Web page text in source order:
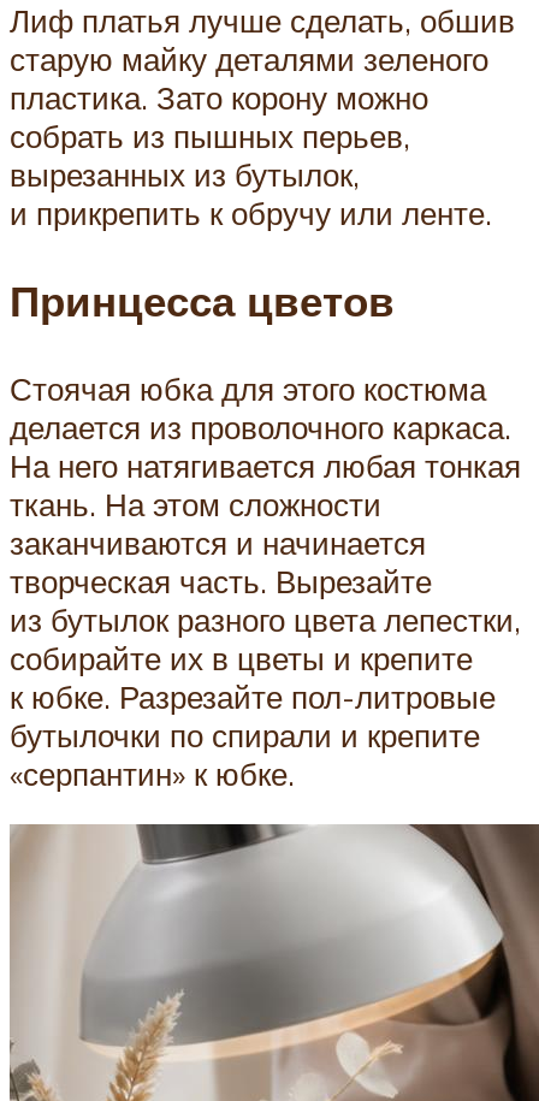
Лиф платья лучше сделать, обшив
старую майку деталями зеленого
пластика. Зато корону можно
собрать из пышных перьев,
вырезанных из бутылок,
и прикрепить к обручу или ленте.
Принцесса цветов
Стоячая юбка для этого костюма
делается из проволочного каркаса.
На него натягивается любая тонкая
ткань. На этом сложности
заканчиваются и начинается
творческая часть. Вырезайте
из бутылок разного цвета лепестки,
собирайте их в цветы и крепите
к юбке. Разрезайте пол-литровые
бутылочки по спирали и крепите
«серпантин» к юбке.